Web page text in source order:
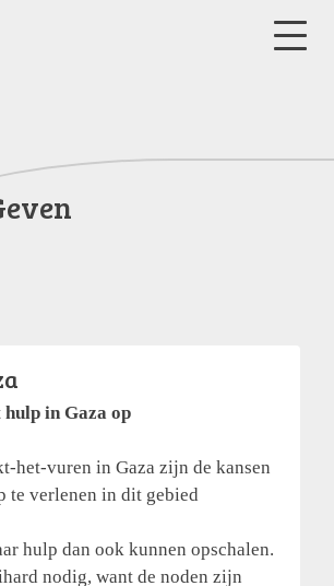
in Gaza op
het-vuren in Gaza zijn de kansen
te verlenen in dit gebied
hulp dan ook kunnen opschalen.
nodig, want de noden zijn